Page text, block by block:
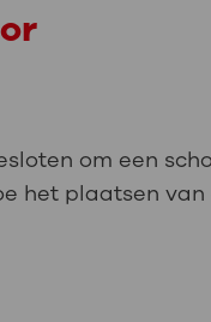
om een
het plaatsen